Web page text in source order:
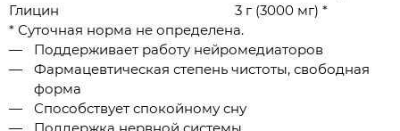
Глицин
3 г (3000 мг) *
* Суточная норма не определена.
Поддерживает работу нейромедиаторов
Фармацевтическая степень чистоты, свободная
форма
Способствует спокойному сну